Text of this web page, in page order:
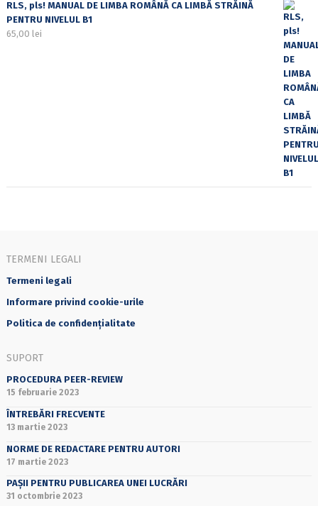
RLS, pls! MANUAL DE LIMBA ROMÂNĂ CA LIMBĂ STRĂINĂ
PENTRU NIVELUL B1
65,00 lei
TERMENI LEGALI
Termeni legali
Informare privind cookie-urile
Politica de confidențialitate
SUPORT
PROCEDURA PEER-REVIEW
15 februarie 2023
ÎNTREBĂRI FRECVENTE
13 martie 2023
NORME DE REDACTARE PENTRU AUTORI
17 martie 2023
PAȘII PENTRU PUBLICAREA UNEI LUCRĂRI
31 octombrie 2023